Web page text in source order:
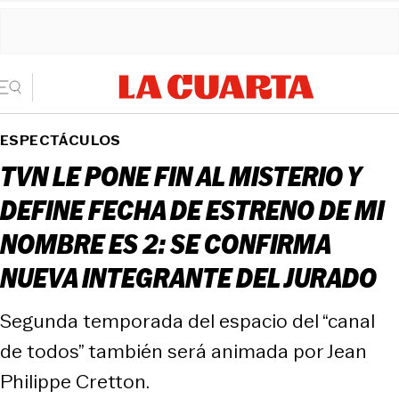
ESPECTÁCULOS
TVN LE PONE FIN AL MISTERIO Y
DEFINE FECHA DE ESTRENO DE MI
NOMBRE ES 2: SE CONFIRMA
NUEVA INTEGRANTE DEL JURADO
Segunda temporada del espacio del “canal
de todos” también será animada por Jean
Philippe Cretton.